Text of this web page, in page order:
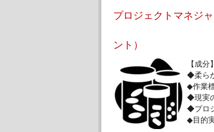
プロジェクトマネジ
（樋
ント）
【成分】
◆柔ら
◆作業
◆現実
◆プロ
◆目的